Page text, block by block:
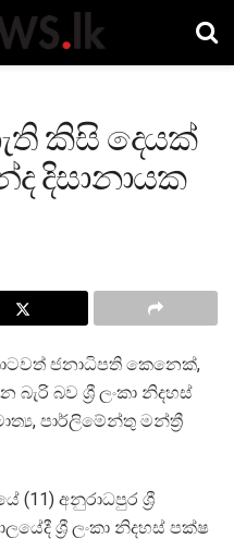
කිසි දෙයක්
දිසානායක
ජනාධිපති කෙ‍නෙක්,
බව ශ්‍රී ලංකා නිදහස්
පාර්ලිමේන්තු මන්ත්‍රී
(11) අනුරාධපුර ශ්‍රී
ශ්‍රී ලංකා නිදහස් පක්ෂ